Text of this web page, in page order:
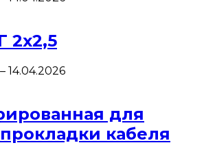
2х2,5
– 14.04.2026
для
кабеля